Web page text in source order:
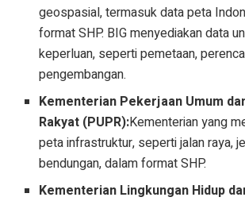
geospasial, termasuk data peta
format SHP. BIG menyediakan data
keperluan, seperti pemetaan,
pengembangan.
Kementerian Pekerjaan Umum
Rakyat (PUPR):Kementerian yang
peta infrastruktur, seperti jalan raya,
bendungan, dalam format SHP.
Kementerian Lingkungan Hidup